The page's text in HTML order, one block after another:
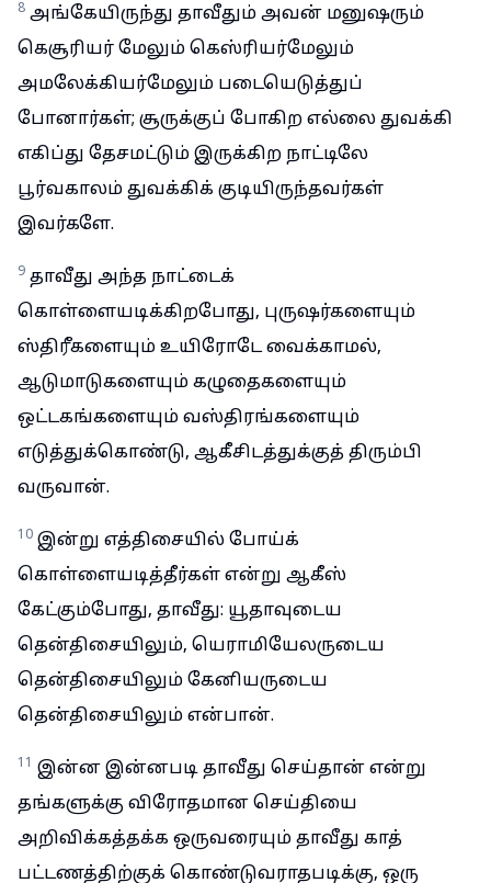
8 அங்கேயிருந்து தாவீதும் அவன் மனுஷரும்
கெசூரியர் மேலும் கெஸ்ரியர்மேலும்
அமலேக்கியர்மேலும் படையெடுத்துப்
போனார்கள்; சூருக்குப் போகிற எல்லை துவக்கி
எகிப்து தேசமட்டும் இருக்கிற நாட்டிலே
பூர்வகாலம் துவக்கிக் குடியிருந்தவர்கள்
இவர்களே.
9 தாவீது அந்த நாட்டைக்
கொள்ளையடிக்கிறபோது, புருஷர்களையும்
ஸ்திரீகளையும் உயிரோடே வைக்காமல்,
ஆடுமாடுகளையும் கழுதைகளையும்
ஒட்டகங்களையும் வஸ்திரங்களையும்
எடுத்துக்கொண்டு, ஆகீசிடத்துக்குத் திரும்பி
வருவான்.
10 இன்று எத்திசையில் போய்க்
கொள்ளையடித்தீர்கள் என்று ஆகீஸ்
கேட்கும்போது, தாவீது: யூதாவுடைய
தென்திசையிலும், யெராமியேலருடைய
தென்திசையிலும் கேனியருடைய
தென்திசையிலும் என்பான்.
11 இன்ன இன்னபடி தாவீது செய்தான் என்று
தங்களுக்கு விரோதமான செய்தியை
அறிவிக்கத்தக்க ஒருவரையும் தாவீது காத்
பட்டணத்திற்குக் கொண்டுவராதபடிக்கு, ஒரு